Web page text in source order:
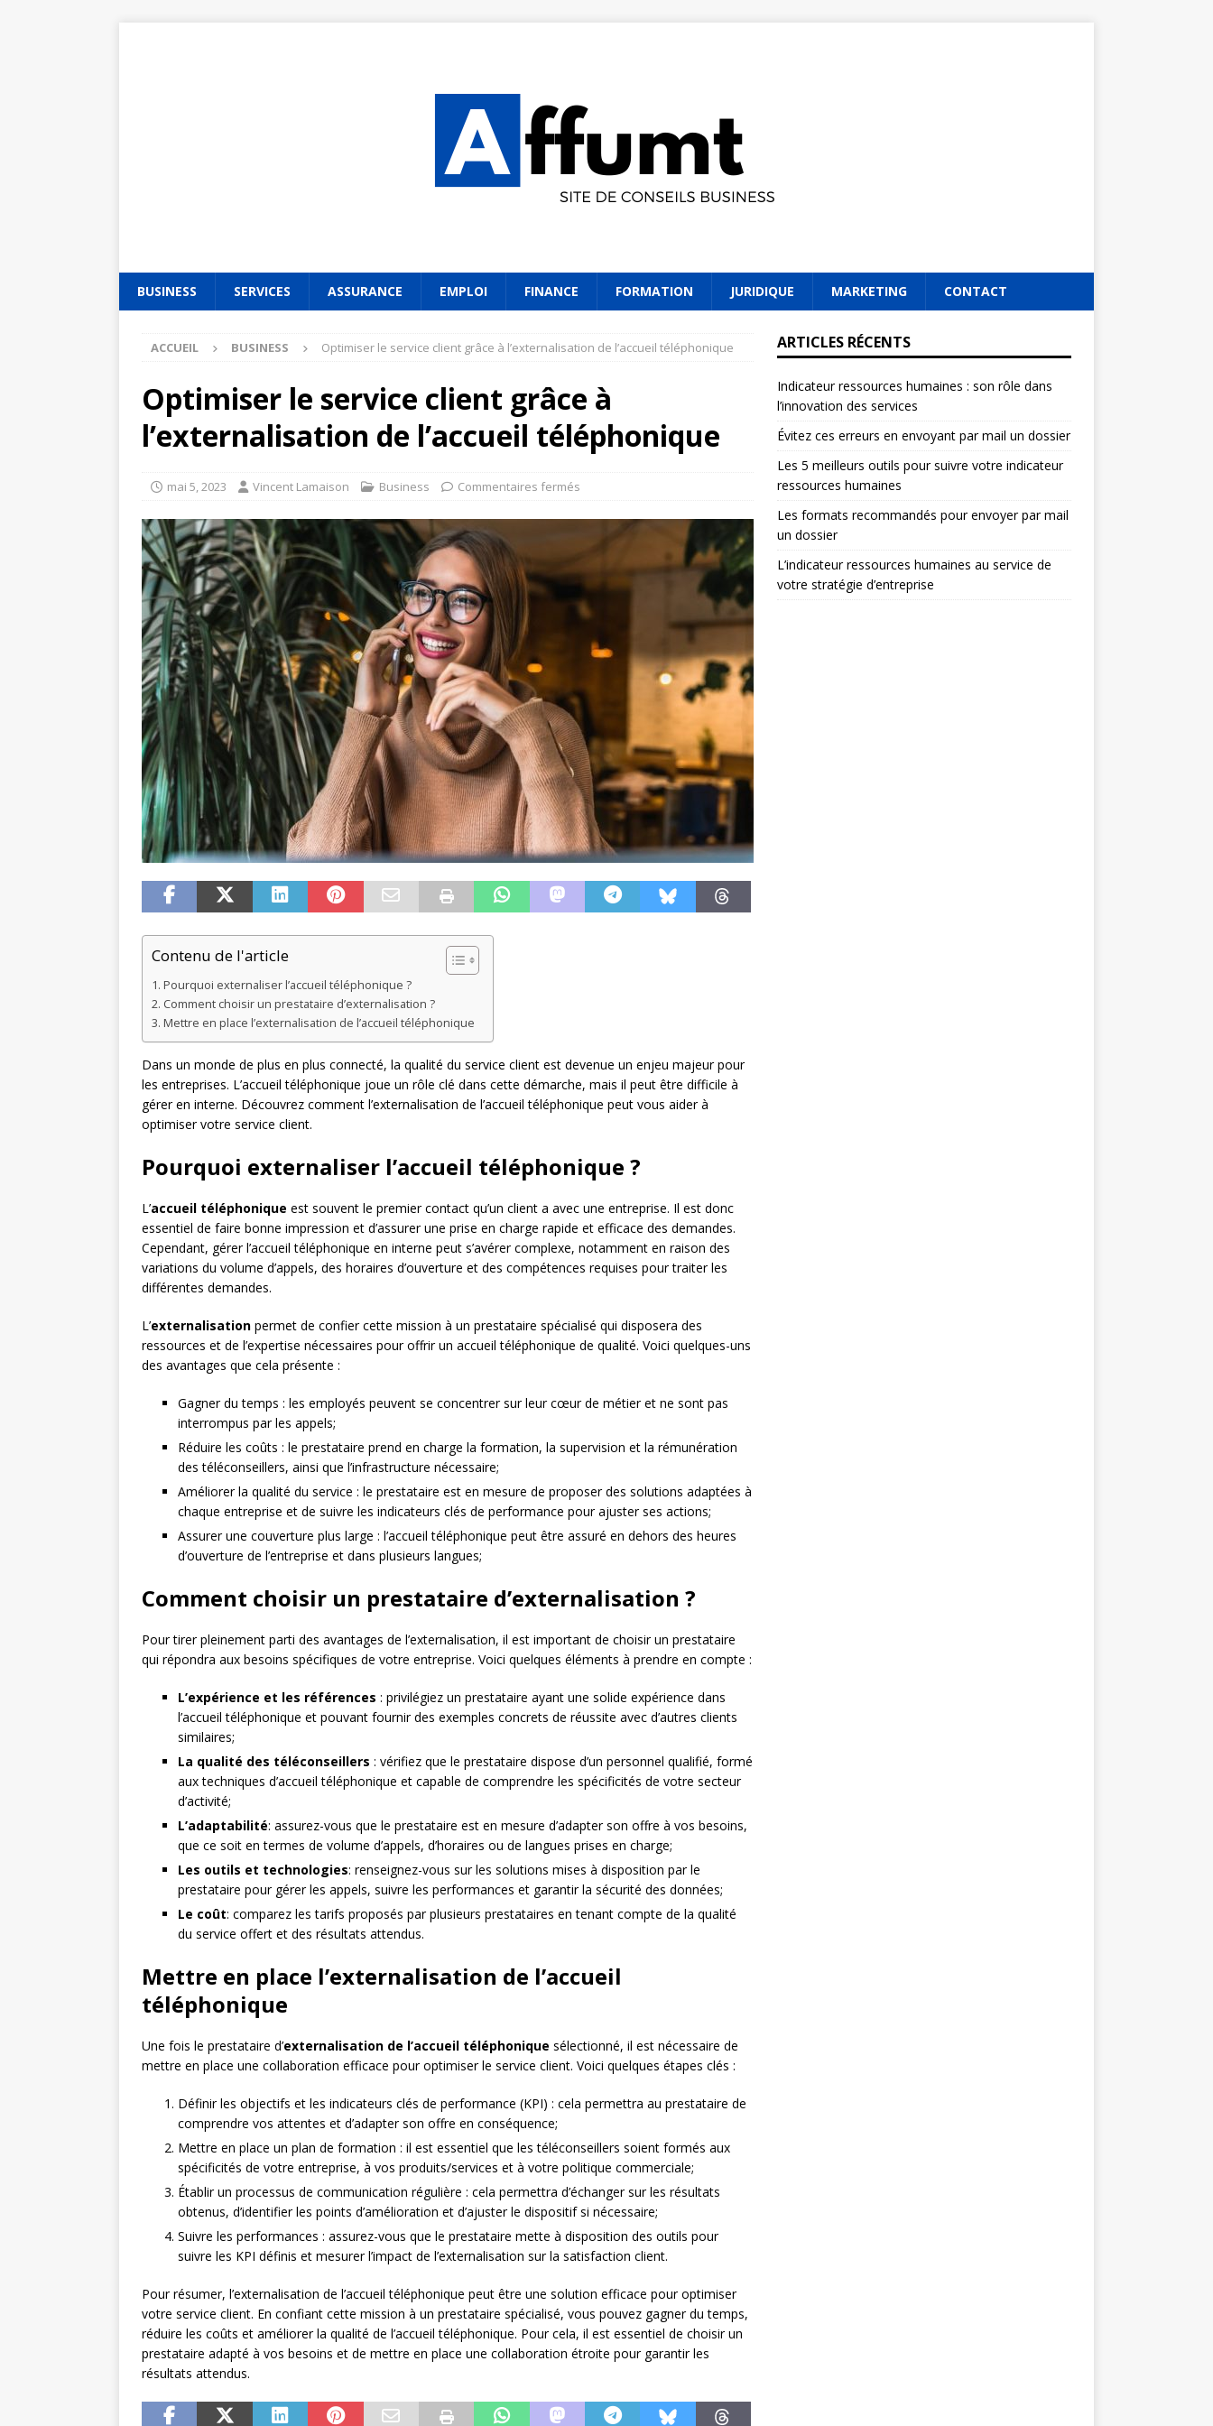
BUSINESS SERVICES ASSURANCE EMPLOI FINANCE FORMATION JURIDIQUE MARKETING CONTACT
ACCUEIL BUSINESS Optimiser le service client grâce à l’externalisation de l’accueil téléphonique
Optimiser le service client grâce à
l’externalisation de l’accueil téléphonique
mai 5, 2023 Vincent Lamaison Business Commentaires fermés
Contenu de l'article
Pourquoi externaliser l’accueil téléphonique ?
Comment choisir un prestataire d’externalisation ?
Mettre en place l’externalisation de l’accueil téléphonique
Dans un monde de plus en plus connecté, la qualité du service client est devenue un enjeu majeur pour
les entreprises. L’accueil téléphonique joue un rôle clé dans cette démarche, mais il peut être difficile à
gérer en interne. Découvrez comment l’externalisation de l’accueil téléphonique peut vous aider à
optimiser votre service client.
Pourquoi externaliser l’accueil téléphonique ?
L’accueil téléphonique est souvent le premier contact qu’un client a avec une entreprise. Il est donc
essentiel de faire bonne impression et d’assurer une prise en charge rapide et efficace des demandes.
Cependant, gérer l’accueil téléphonique en interne peut s’avérer complexe, notamment en raison des
variations du volume d’appels, des horaires d’ouverture et des compétences requises pour traiter les
différentes demandes.
L’externalisation permet de confier cette mission à un prestataire spécialisé qui disposera des
ressources et de l’expertise nécessaires pour offrir un accueil téléphonique de qualité. Voici quelques-uns
des avantages que cela présente :
Gagner du temps : les employés peuvent se concentrer sur leur cœur de métier et ne sont pas
interrompus par les appels;
Réduire les coûts : le prestataire prend en charge la formation, la supervision et la rémunération
des téléconseillers, ainsi que l’infrastructure nécessaire;
Améliorer la qualité du service : le prestataire est en mesure de proposer des solutions adaptées à
chaque entreprise et de suivre les indicateurs clés de performance pour ajuster ses actions;
Assurer une couverture plus large : l’accueil téléphonique peut être assuré en dehors des heures
d’ouverture de l’entreprise et dans plusieurs langues;
Comment choisir un prestataire d’externalisation ?
Pour tirer pleinement parti des avantages de l’externalisation, il est important de choisir un prestataire
qui répondra aux besoins spécifiques de votre entreprise. Voici quelques éléments à prendre en compte :
L’expérience et les références : privilégiez un prestataire ayant une solide expérience dans
l’accueil téléphonique et pouvant fournir des exemples concrets de réussite avec d’autres clients
similaires;
La qualité des téléconseillers : vérifiez que le prestataire dispose d’un personnel qualifié, formé
aux techniques d’accueil téléphonique et capable de comprendre les spécificités de votre secteur
d’activité;
L’adaptabilité: assurez-vous que le prestataire est en mesure d’adapter son offre à vos besoins,
que ce soit en termes de volume d’appels, d’horaires ou de langues prises en charge;
Les outils et technologies: renseignez-vous sur les solutions mises à disposition par le
prestataire pour gérer les appels, suivre les performances et garantir la sécurité des données;
Le coût: comparez les tarifs proposés par plusieurs prestataires en tenant compte de la qualité
du service offert et des résultats attendus.
Mettre en place l’externalisation de l’accueil
téléphonique
Une fois le prestataire d’externalisation de l’accueil téléphonique sélectionné, il est nécessaire de
mettre en place une collaboration efficace pour optimiser le service client. Voici quelques étapes clés :
Définir les objectifs et les indicateurs clés de performance (KPI) : cela permettra au prestataire de
comprendre vos attentes et d’adapter son offre en conséquence;
Mettre en place un plan de formation : il est essentiel que les téléconseillers soient formés aux
spécificités de votre entreprise, à vos produits/services et à votre politique commerciale;
Établir un processus de communication régulière : cela permettra d’échanger sur les résultats
obtenus, d’identifier les points d’amélioration et d’ajuster le dispositif si nécessaire;
Suivre les performances : assurez-vous que le prestataire mette à disposition des outils pour
suivre les KPI définis et mesurer l’impact de l’externalisation sur la satisfaction client.
Pour résumer, l’externalisation de l’accueil téléphonique peut être une solution efficace pour optimiser
votre service client. En confiant cette mission à un prestataire spécialisé, vous pouvez gagner du temps,
réduire les coûts et améliorer la qualité de l’accueil téléphonique. Pour cela, il est essentiel de choisir un
prestataire adapté à vos besoins et de mettre en place une collaboration étroite pour garantir les
résultats attendus.
ARTICLES RÉCENTS
Indicateur ressources humaines : son rôle dans
l’innovation des services
Évitez ces erreurs en envoyant par mail un dossier
Les 5 meilleurs outils pour suivre votre indicateur
ressources humaines
Les formats recommandés pour envoyer par mail
un dossier
L’indicateur ressources humaines au service de
votre stratégie d’entreprise